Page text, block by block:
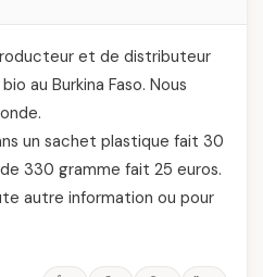
et de distributeur
au Burkina Faso. Nous
un sachet plastique fait 30
330 gramme fait 25 euros.
autre information ou pour